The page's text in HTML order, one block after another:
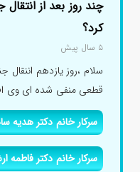
چند روز بعد از
کرد؟
۵ سال پیش
سلام ،روز یازدهم
قطعی منفی شده ای وی
سرکار خانم دکتر هدیه
سرکار خانم دکتر فاطمه